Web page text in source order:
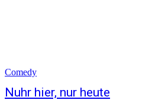
Comedy
Nuhr hier, nur heute